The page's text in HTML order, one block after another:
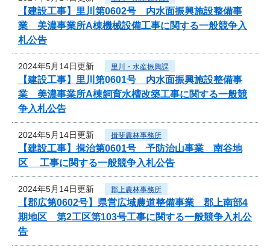
【建設工事】里川第0602号 内水面振興施設整備事
業 美濃事業所A棟機械設備工事に関する一般競争入
札公告
2024年5月14日更新 里川・水産振興課
【建設工事】里川第0601号 内水面振興施設整備事
業 美濃事業所A棟飼育水槽改築工事に関する一般競
争入札公告
2024年5月14日更新 揖斐農林事務所
【建設工事】揖治第0601号 予防治山事業 南谷地
区 工事に関する一般競争入札公告
2024年5月14日更新 郡上農林事務所
【郡広第0602号】県営広域農道整備事業 郡上南部4
期地区 第2工区第103号工事に関する一般競争入札公
告